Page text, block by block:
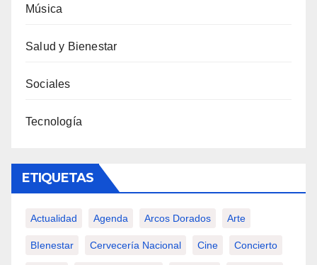
Música
Salud y Bienestar
Sociales
Tecnología
ETIQUETAS
Actualidad Agenda Arcos Dorados Arte
BIenestar Cervecería Nacional Cine Concierto